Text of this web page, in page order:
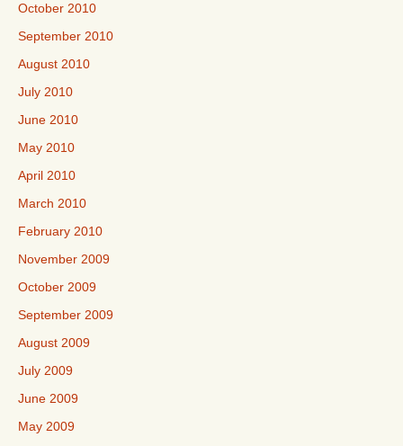
October 2010
September 2010
August 2010
July 2010
June 2010
May 2010
April 2010
March 2010
February 2010
November 2009
October 2009
September 2009
August 2009
July 2009
June 2009
May 2009